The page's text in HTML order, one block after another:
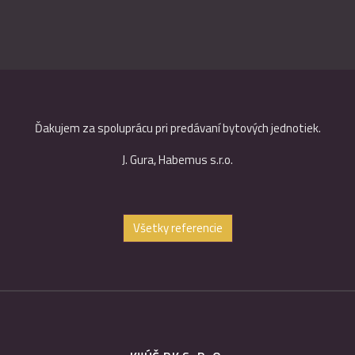
Ďakujem za spoluprácu pri predávaní bytových jednotiek.
J. Gura, Habemus s.r.o.
Všetky referencie